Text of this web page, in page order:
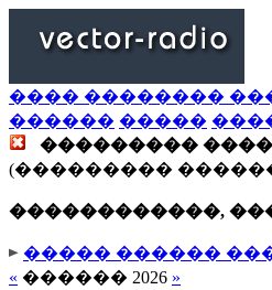
���� ��������
������ �����
���������
(���������
������������,
����� ������
« ������ 2026 »